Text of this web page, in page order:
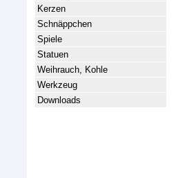
Kerzen
Schnäppchen
Spiele
Statuen
Weihrauch, Kohle
Werkzeug
Downloads